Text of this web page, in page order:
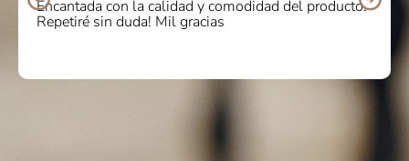
Encantada con la calidad y comodidad del producto.
Repetiré sin duda! Mil gracias